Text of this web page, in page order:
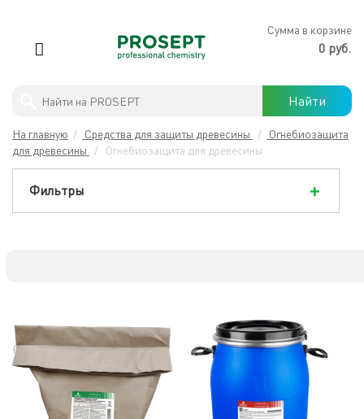
×
Профессиональны моющие средства
Бытовая химия
PROSEPT
ЛЕРУА
МЕРЛЕН
Сумма в корзине
0 руб.
Найти
На главную / Средства для защиты древесины / Огнебиозащита
для древесины
/ Огнебиозащита для древесины
Фильтры